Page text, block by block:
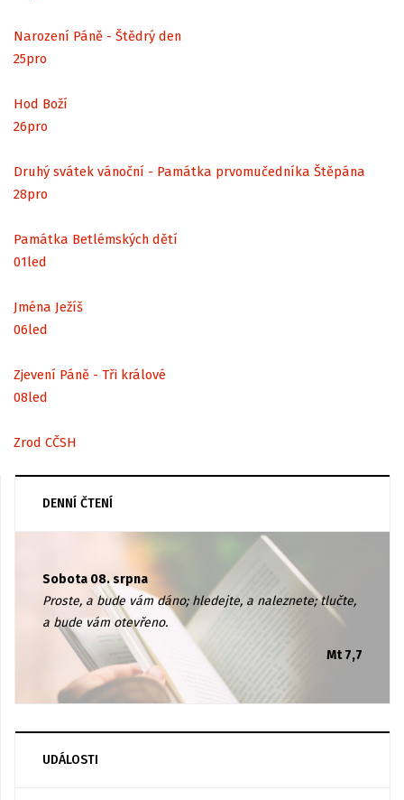
Narození Páně - Štědrý den
25pro
Hod Boží
26pro
Druhý svátek vánoční - Památka prvomučedníka Štěpána
28pro
Památka Betlémských dětí
01led
Jména Ježíš
06led
Zjevení Páně - Tři králové
08led
Zrod CČSH
DENNÍ ČTENÍ
Sobota 08. srpna
Proste, a bude vám dáno; hledejte, a naleznete; tlučte,
a bude vám otevřeno.
Mt 7,7
UDÁLOSTI